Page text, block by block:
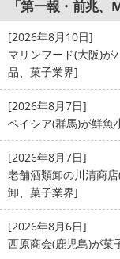
「第一報・前兆
[2026年8月10日]
マリンフード(大阪)
品、菓子業界]
[2026年8月7日]
ベイシア(群馬)が鮮
[2026年8月7日]
老舗酒類卸の川清商
卸、菓子業界]
[2026年8月6日]
西原商会(鹿児島)が